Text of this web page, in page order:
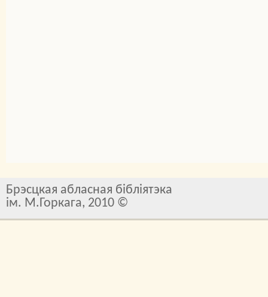
Брэсцкая абласная бібліятэка
ім. М.Горкага, 2010 ©